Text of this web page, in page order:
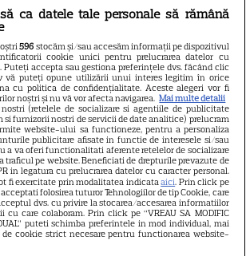
nu ne-o ia nimeni”
VEDETE ROMÂNEŞTI
Tora Vasilescu, apariție rară la
75 de ani. Drama din
adolescență care i-a schimbat
viața
VEDETE STRĂINE
George și Amal Clooney,
ca datele tale personale să rămână
596 stocăm și/sau accesăm informații pe dispozitivul
cookie unici pentru prelucrarea datelor cu
Puteți accepta sau gestiona preferințele dvs. făcând clic
vă puteți opune utilizării unui interes legitim în orice
cu politica de confidențialitate. Aceste alegeri vor fi
noștri și nu vă vor afecta navigarea. Mai multe detalii
(retelele de socializare si agentiile de publicitate
si furnizorii nostri de servicii de date analitice) prelucram
website-ului sa functioneze, pentru a personaliza
publicitare afisate in functie de interesele si/sau
a va oferi functionalitati aferente retelelor de socializare
traficul pe website. Beneficiati de drepturile prevazute de
in legatura cu prelucrarea datelor cu caracter personal.
fi exercitate prin modalitatea indicataaici. Prin click pe
acceptati folosirea tuturor Tehnologiilor de tip Cookie, care
dvs. cu privire la stocarea/accesarea informatiilor
cu care colaboram. Prin click pe “VREAU SA MODIFIC
puteti schimba preferintele in mod individual, mai
cookie strict necesare pentru functionarea website-